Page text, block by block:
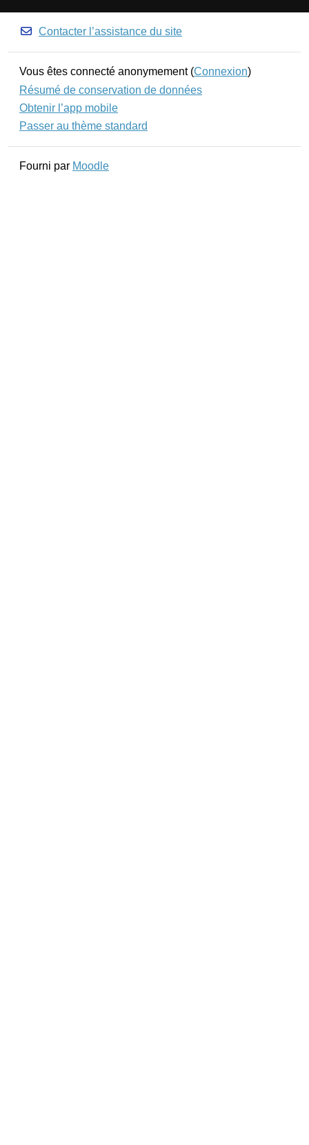
Contacter l’assistance du site
Vous êtes connecté anonymement (Connexion)
Résumé de conservation de données
Obtenir l’app mobile
Passer au thème standard
Fourni par Moodle